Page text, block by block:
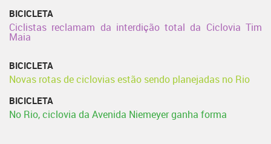
BICICLETA
Ciclistas reclamam da interdição total da Ciclovia Tim
Maia
BICICLETA
Novas rotas de ciclovias estão sendo planejadas no Rio
BICICLETA
No Rio, ciclovia da Avenida Niemeyer ganha forma